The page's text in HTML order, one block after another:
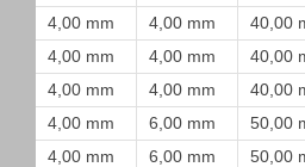
4,00 mm
4,00 mm 40,00
4,00 mm
4,00 mm 40,00
4,00 mm
4,00 mm 40,00
4,00 mm
6,00 mm 50,00
4,00 mm
6,00 mm 50,00